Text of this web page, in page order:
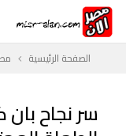
الصفحة الرئيسية
سر نجاح